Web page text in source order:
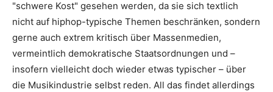
"schwere Kost" gesehen werden, da sie sich textlich
nicht auf hiphop-typische Themen beschränken, sondern
gerne auch extrem kritisch über Massenmedien,
vermeintlich demokratische Staatsordnungen und –
insofern vielleicht doch wieder etwas typischer – über
die Musikindustrie selbst reden. All das findet allerdings